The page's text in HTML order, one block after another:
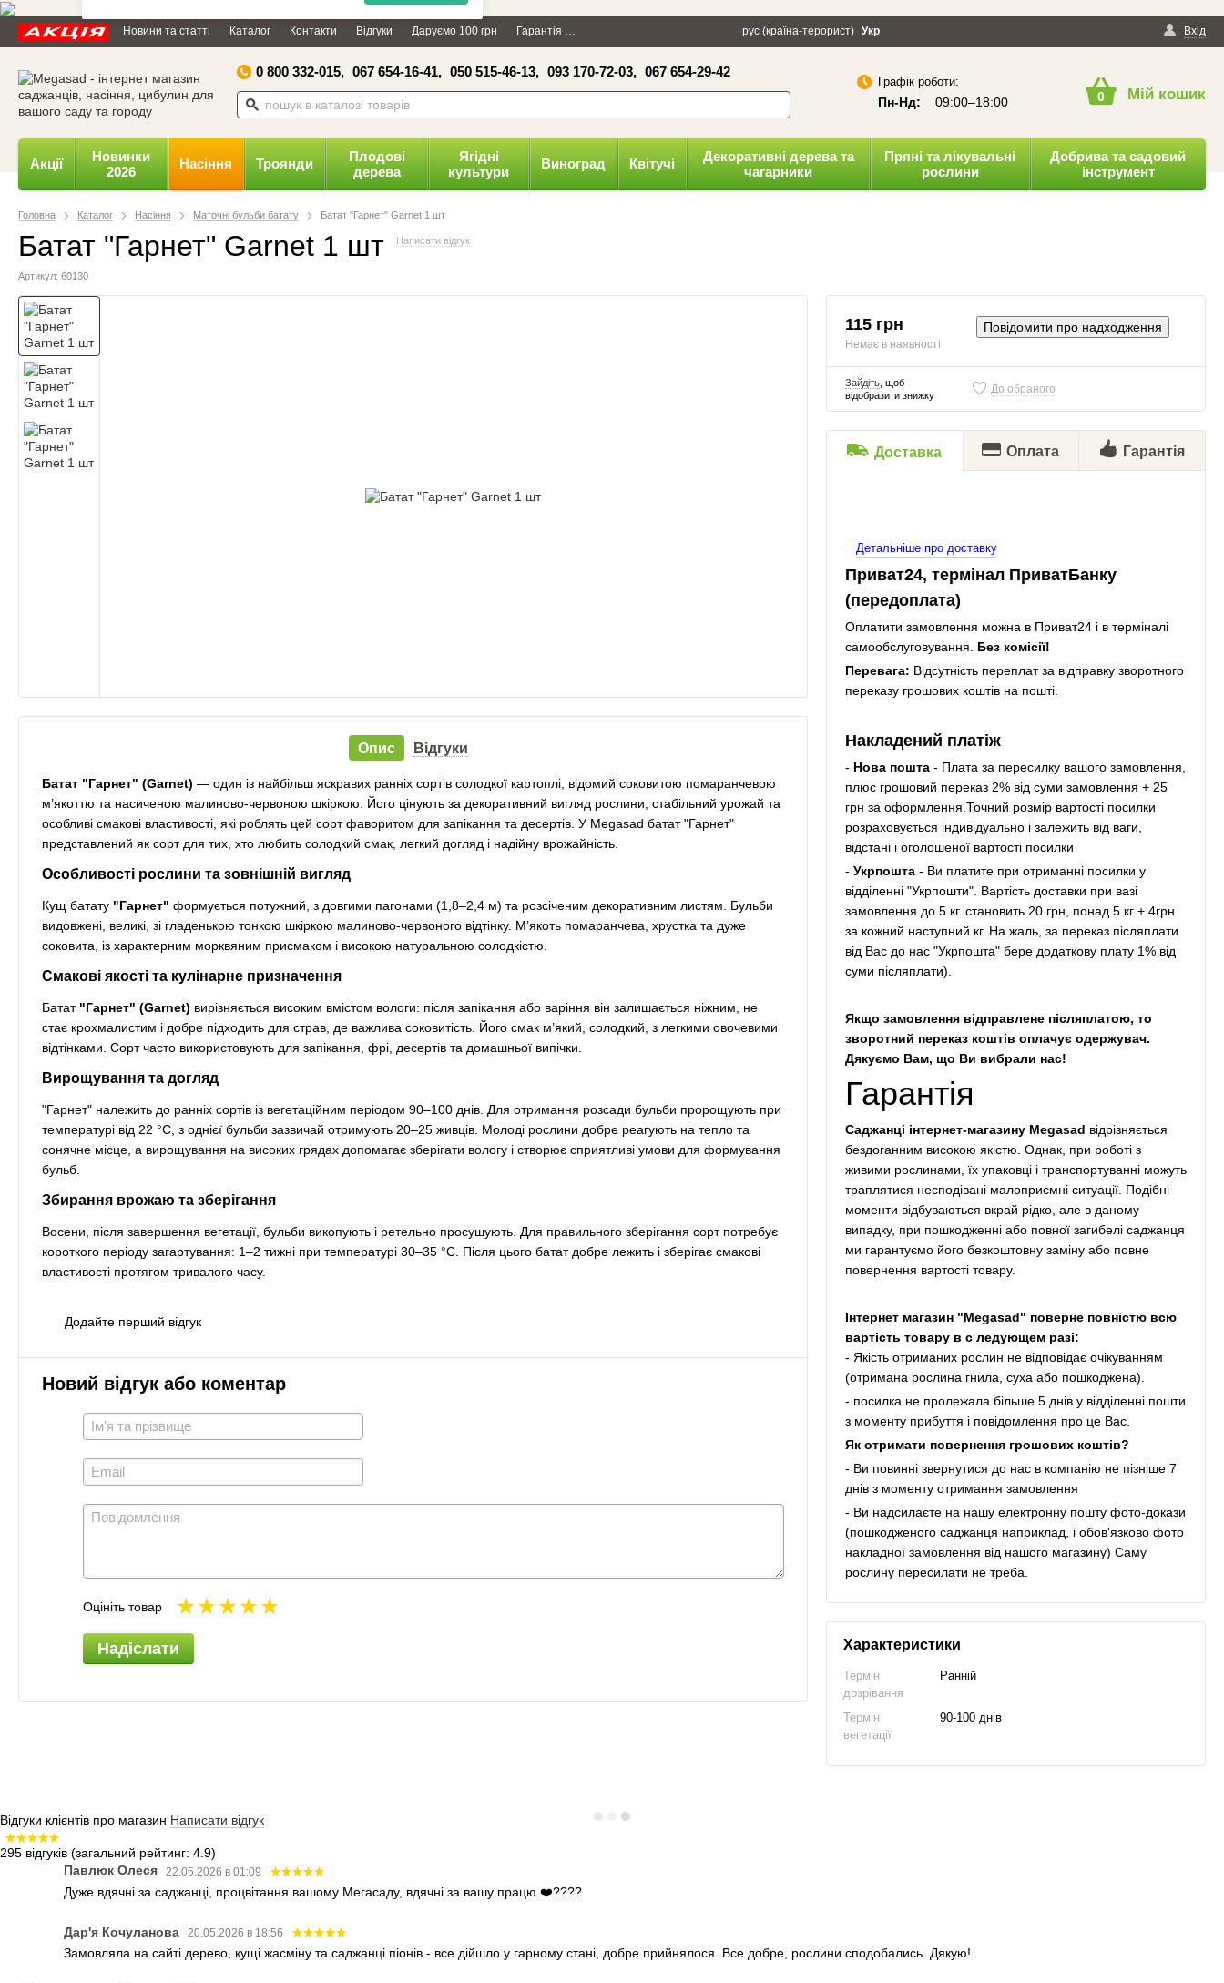
Дозвольте сайту megasad.net
відправляти вам сповіщення на
робочий стіл.
Powered by SendPulse Заборонити Дозволити
×
Новини та статті Каталог Контакти Відгуки Даруємо 100 грн Гарантія Політика конфіденційності Вхід
рус (країна-терорист) Укр
0 800 332-015, 067 654-16-41, 050 515-46-13, 093 170-72-03, 067 654-29-42
Графік роботи:
Пн-Нд: 09:00–18:00 0 Мій кошик
Акції
Новинки
2026
Насіння Троянди
Плодові
дерева
Ягідні
культури
Виноград Квітучі
Декоративні дерева та
чагарники
Пряні та лікувальні
рослини
Добрива та садовий
інструмент
Головна Каталог Насіння Маточні бульби батату Батат "Гарнет" Garnet 1 шт
Батат "Гарнет" Garnet 1 шт Написати відгук
Артикул: 60130
Опис Відгуки
Батат "Гарнет" (Garnet) — один із найбільш яскравих ранніх сортів солодкої картоплі, відомий соковитою помаранчевою
м’якоттю та насиченою малиново-червоною шкіркою. Його цінують за декоративний вигляд рослини, стабільний урожай та
особливі смакові властивості, які роблять цей сорт фаворитом для запікання та десертів. У Megasad батат "Гарнет"
представлений як сорт для тих, хто любить солодкий смак, легкий догляд і надійну врожайність.
Особливості рослини та зовнішній вигляд
Кущ батату "Гарнет" формується потужний, з довгими пагонами (1,8–2,4 м) та розсіченим декоративним листям. Бульби
видовжені, великі, зі гладенькою тонкою шкіркою малиново-червоного відтінку. М’якоть помаранчева, хрустка та дуже
соковита, із характерним морквяним присмаком і високою натуральною солодкістю.
Смакові якості та кулінарне призначення
Батат "Гарнет" (Garnet) вирізняється високим вмістом вологи: після запікання або варіння він залишається ніжним, не
стає крохмалистим і добре підходить для страв, де важлива соковитість. Його смак м’який, солодкий, з легкими овочевими
відтінками. Сорт часто використовують для запікання, фрі, десертів та домашньої випічки.
Вирощування та догляд
"Гарнет" належить до ранніх сортів із вегетаційним періодом 90–100 днів. Для отримання розсади бульби пророщують при
температурі від 22 °C, з однієї бульби зазвичай отримують 20–25 живців. Молоді рослини добре реагують на тепло та
сонячне місце, а вирощування на високих грядах допомагає зберігати вологу і створює сприятливі умови для формування
бульб.
Збирання врожаю та зберігання
Восени, після завершення вегетації, бульби викопують і ретельно просушують. Для правильного зберігання сорт потребує
короткого періоду загартування: 1–2 тижні при температурі 30–35 °C. Після цього батат добре лежить і зберігає смакові
властивості протягом тривалого часу.
Додайте перший відгук
Новий відгук або коментар
Оцініть товар
Надіслати
115 грн
Немає в наявності
Повідомити про надходження
Зайдіть, щоб
відобразити знижку
До обраного
Доставка Оплата Гарантія
Детальніше про доставку
Приват24, термінал ПриватБанку
(передоплата)
Оплатити замовлення можна в Приват24 і в терміналі
самообслуговування. Без комісії!
Перевага: Відсутність переплат за відправку зворотного
переказу грошових коштів на пошті.
Накладений платіж
- Нова пошта- Плата за пересилку вашого замовлення,
плюс грошовий переказ 2% від суми замовлення + 25
грн за оформлення.Точний розмір вартості посилки
розраховується індивідуально і залежить від ваги,
відстані і оголошеної вартості посилки
- Укрпошта- Ви платите при отриманні посилки у
відділенні "Укрпошти". Вартість доставки при вазі
замовлення до 5 кг. становить 20 грн, понад 5 кг + 4грн
за кожний наступний кг. На жаль, за переказ післяплати
від Вас до нас "Укрпошта" бере додаткову плату 1% від
суми післяплати).
Якщо замовлення відправлене післяплатою, то
зворотний переказ коштів оплачує одержувач.
Дякуємо Вам, що Ви вибрали нас!
Гарантія
Саджанці інтернет-магазину Megasad відрізняється
бездоганним високою якістю. Однак, при роботі з
живими рослинами, їх упаковці і транспортуванні можуть
траплятися несподівані малоприємні ситуації. Подібні
моменти відбуваються вкрай рідко, але в даному
випадку, при пошкодженні або повної загибелі саджанця
ми гарантуємо його безкоштовну заміну або повне
повернення вартості товару.
Інтернет магазин "Megasad" поверне повністю всю
вартість товару в с ледующем разі:
- Якість отриманих рослин не відповідає очікуванням
(отримана рослина гнила, суха або пошкоджена).
- посилка не пролежала більше 5 днів у відділенні пошти
з моменту прибуття і повідомлення про це Вас.
Як отримати повернення грошових коштів?
- Ви повинні звернутися до нас в компанію не пізніше 7
днів з моменту отримання замовлення
- Ви надсилаєте на нашу електронну пошту фото-докази
(пошкодженого саджанця наприклад, і обов'язково фото
накладної замовлення від нашого магазину) Саму
рослину пересилати не треба.
Характеристики
Термін
дозрівання
Ранній
Термін
вегетації
90-100 днів
Відгуки клієнтів про магазин Написати відгук
295 відгуків (загальний рейтинг: 4.9)
Павлюк Олеся
22.05.2026 в 01:09
Дуже вдячні за саджанці, процвітання вашому Мегасаду, вдячні за вашу працю ❤️????
Дар'я Кочуланова 20.05.2026 в 18:56
Замовляла на сайті дерево, кущі жасміну та саджанці піонів - все дійшло у гарному стані, добре прийнялося. Все добре, рослини сподобались. Дякую!